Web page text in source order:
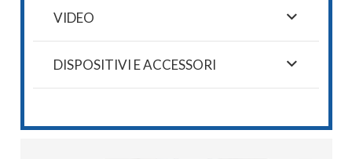
VIDEO
DISPOSITIVI E ACCESSORI